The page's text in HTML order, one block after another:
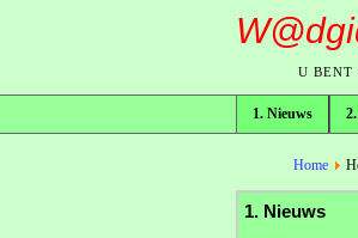
U BENT
1. Nieuws
Home
1. Nieuws